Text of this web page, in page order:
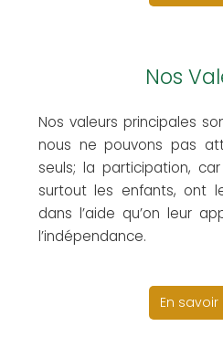
Nos
Nos valeurs principales
nous ne pouvons pas
seuls; la participation,
surtout les enfants, ont
dans l’aide qu’on leur
l’indépendance.
En savoir